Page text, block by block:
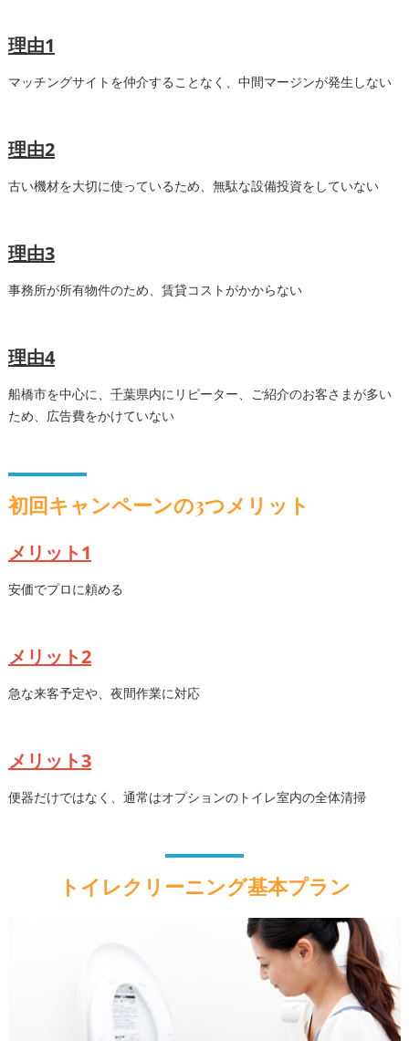
理由1
マッチングサイトを仲介することなく、中間マージンが発生しない
理由2
古い機材を大切に使っているため、無駄な設備投資をしていない
理由3
事務所が所有物件のため、賃貸コストがかからない
理由4
船橋市を中心に、 千葉県内にリピーター、ご紹介のお客さまが多い
ため、広告費をかけていない
初回キャンペーンの3つメリット
メリット1
安価でプロに頼める
メリット2
急な来客予定や、夜間作業に対応
メリット3
便器だけではなく、通常はオプションのトイレ室内の全体清掃
トイレクリーニング基本プラン